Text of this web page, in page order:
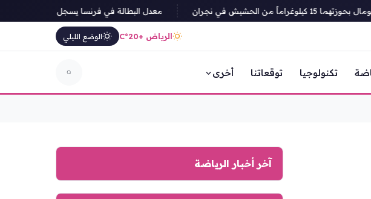
الحشيش في نجران معدل البطالة في فرنسا يسجل أعلى مستوياته
الرياض +20°C الوضع الليلي
تكنولوجيا توقعاتنا أخرى
آخر أخبار الرياضة